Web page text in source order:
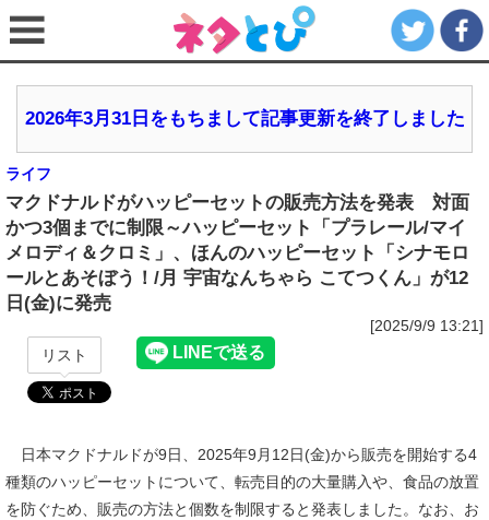
2026年3月31日をもちまして記事更新を終了しました
ライフ
マクドナルドがハッピーセットの販売方法を発表 対面
かつ3個までに制限～ハッピーセット「プラレール/マイ
メロディ＆クロミ」、ほんのハッピーセット「シナモロ
ールとあそぼう！/月 宇宙なんちゃら こてつくん」が12
日(金)に発売
[2025/9/9 13:21]
リスト
日本マクドナルドが9日、2025年9月12日(金)から販売を開始する4
種類のハッピーセットについて、転売目的の大量購入や、食品の放置
を防ぐため、販売の方法と個数を制限すると発表しました。なお、お